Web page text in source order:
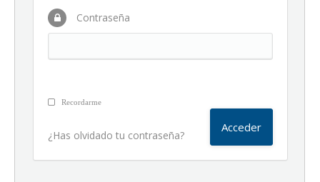
Contraseña
Recordarme
¿Has olvidado tu contraseña?